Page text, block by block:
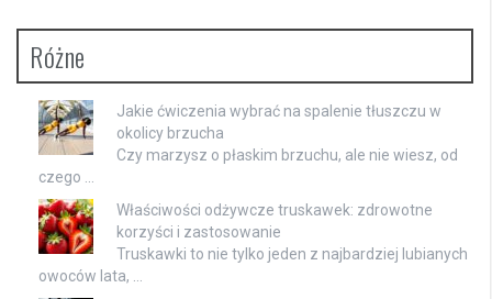
Różne
Jakie ćwiczenia wybrać na spalenie tłuszczu w
okolicy brzucha
Czy marzysz o płaskim brzuchu, ale nie wiesz, od
czego …
Właściwości odżywcze truskawek: zdrowotne
korzyści i zastosowanie
Truskawki to nie tylko jeden z najbardziej lubianych
owoców lata, …